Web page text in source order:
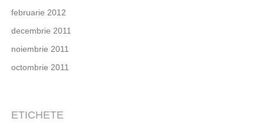
februarie 2012
decembrie 2011
noiembrie 2011
octombrie 2011
ETICHETE